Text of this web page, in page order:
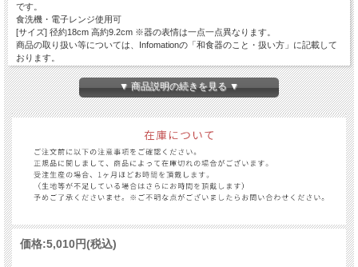
です。
食洗機・電子レンジ使用可
[サイズ] 径約18cm 高約9.2cm ※器の表情は一点一点異なります。
商品の取り扱い等については、Infomationの「和食器のこと・扱い方」に記載して
おります。
スマートフォンの方は、項目「サイトマップ」の下部にinfomationがございます。
▼ 商品説明の続きを見る ▼
価格:5,010円(税込)